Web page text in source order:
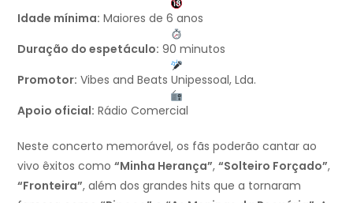
Idade mínima: Maiores de 6 anos
Duração do espetáculo: 90 minutos
Promotor: Vibes and Beats Unipessoal, Lda.
Apoio oficial: Rádio Comercial
Neste concerto memorável, os fãs poderão cantar ao
vivo êxitos como “Minha Herança”, “Solteiro Forçado”,
“Fronteira”, além dos grandes hits que a tornaram